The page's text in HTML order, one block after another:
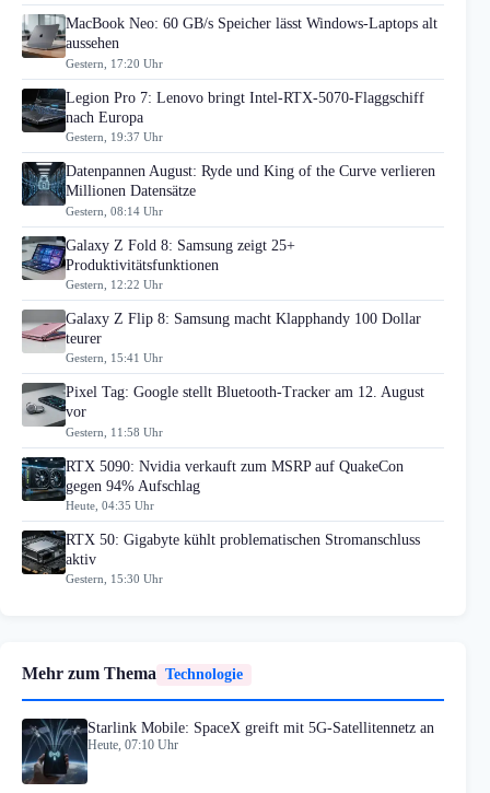
MacBook Neo: 60 GB/s Speicher lässt Windows-Laptops alt
aussehen
Gestern, 17:20 Uhr
Legion Pro 7: Lenovo bringt Intel-RTX-5070-Flaggschiff
nach Europa
Gestern, 19:37 Uhr
Datenpannen August: Ryde und King of the Curve verlieren
Millionen Datensätze
Gestern, 08:14 Uhr
Galaxy Z Fold 8: Samsung zeigt 25+
Produktivitätsfunktionen
Gestern, 12:22 Uhr
Galaxy Z Flip 8: Samsung macht Klapphandy 100 Dollar
teurer
Gestern, 15:41 Uhr
Pixel Tag: Google stellt Bluetooth-Tracker am 12. August
vor
Gestern, 11:58 Uhr
RTX 5090: Nvidia verkauft zum MSRP auf QuakeCon
gegen 94% Aufschlag
Heute, 04:35 Uhr
RTX 50: Gigabyte kühlt problematischen Stromanschluss
aktiv
Gestern, 15:30 Uhr
Mehr zum Thema Technologie
Starlink Mobile: SpaceX greift mit 5G-Satellitennetz an
Heute, 07:10 Uhr